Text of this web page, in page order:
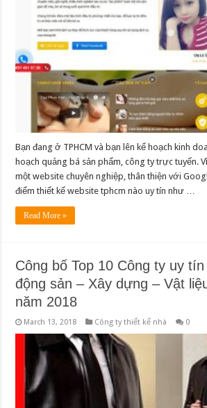
Bạn đang ở TPHCM và bạn lên kế hoạch kinh
hoạch quảng bá sản phẩm, công ty trực tuyến.
một website chuyên nghiệp, thân thiện với
điểm thiết kế website tphcm nào uy tín như …
Read More »
Công bố Top 10 Công ty uy
động sản – Xây dựng – Vật
năm 2018
March 13, 2018 Công ty thiết kế nhà 0